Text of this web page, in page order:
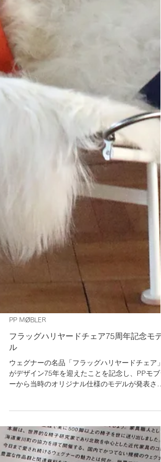
フラッグハリヤードチェア75周年記念モデ
ウェグナーの名品「フラッグハリヤードチェア」
がデザイン75年を迎えたことを記念し、PPモブ
ーから当時のオリジナル仕様のモデルが発表され